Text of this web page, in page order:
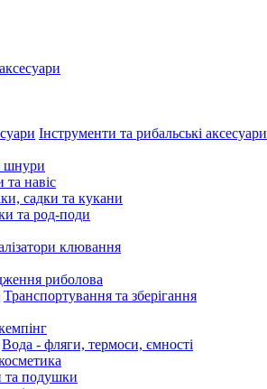
Інструменти та рибальські аксесуари
шнури
навіс
садки та кукани
та род-поди
клювання
риболова
Транспортування та зберігання
Вода - фляги, термоси, ємності
подушки